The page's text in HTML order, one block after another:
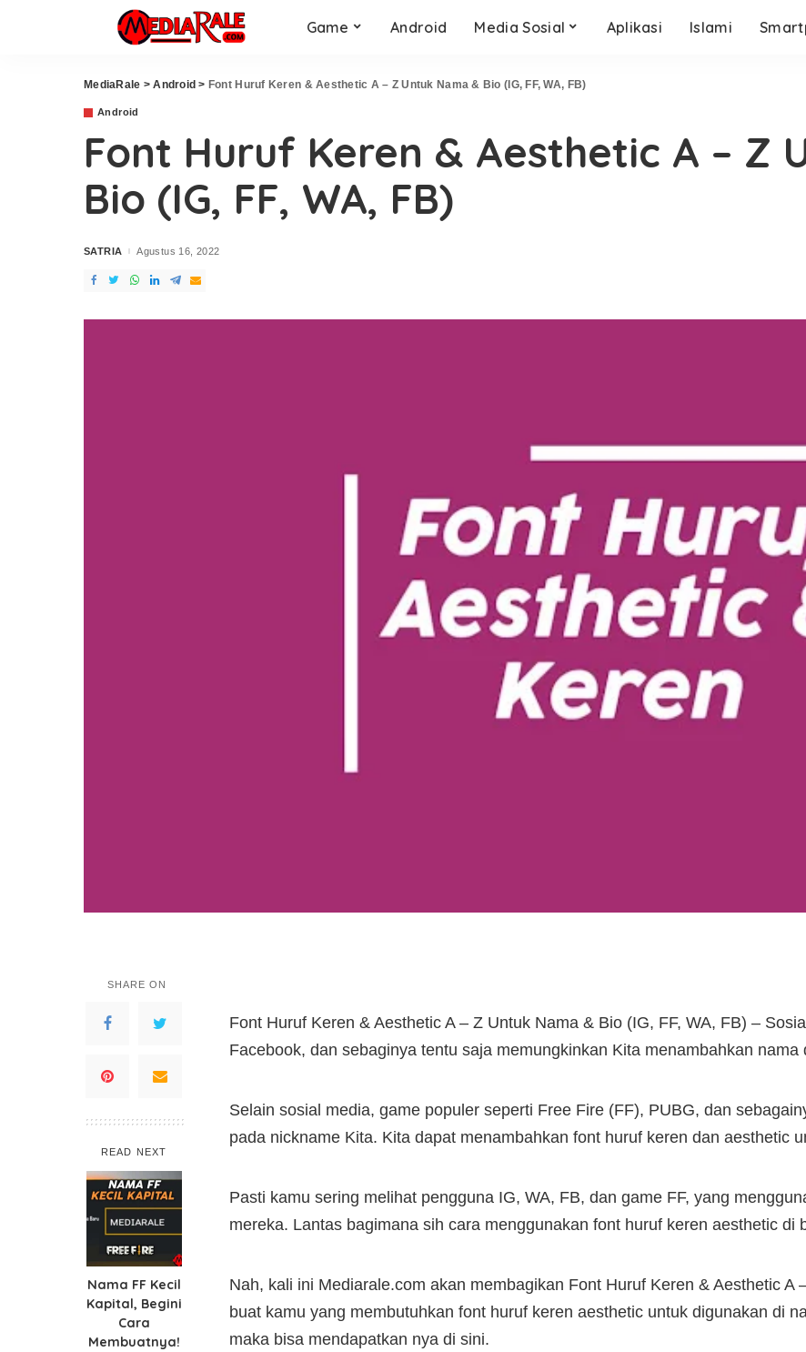
Game Android Media Sosial Aplikasi Islami
MediaRale >Android > Font Huruf Keren & Aesthetic A – Z Untuk Nama & Bio (IG, FF, WA, FB)
Android
Font Huruf Keren & Aesthetic A – Z
Bio (IG, FF, WA, FB)
Posted
SATRIA Agustus 16, 2022
SHARE ON
READ NEXT
Nama FF Kecil
Kapital, Begini
Cara
Membuatnya!
Font Huruf Keren & Aesthetic A – Z Untuk Nama & Bio (IG, FF, WA, FB) –
Facebook, dan sebaginya tentu saja memungkinkan Kita menambahkan
Selain sosial media, game populer seperti Free Fire (FF), PUBG, dan
pada nickname Kita. Kita dapat menambahkan font huruf keren dan aesthetic
Pasti kamu sering melihat pengguna IG, WA, FB, dan game FF, yang
mereka. Lantas bagimana sih cara menggunakan font huruf keren aesthetic di
Nah, kali ini Mediarale.com akan membagikan Font Huruf Keren & Aesthetic A
buat kamu yang membutuhkan font huruf keren aesthetic untuk digunakan di
maka bisa mendapatkan nya di sini.